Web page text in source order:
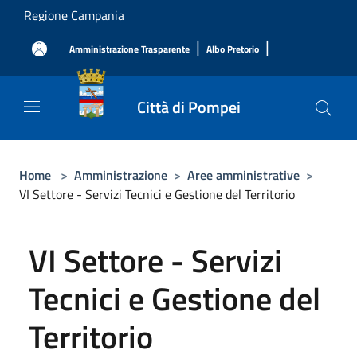
Salta al contenuto principale
Regione Campania
Amministrazione Trasparente | Albo Pretorio |
Città di Pompei
Home > Amministrazione > Aree amministrative >
VI Settore - Servizi Tecnici e Gestione del Territorio
VI Settore - Servizi
Tecnici e Gestione del
Territorio